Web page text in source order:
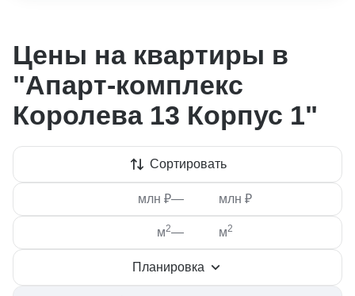
Цены на квартиры в
"Апарт-комплекс
Королева 13 Корпус 1"
Сортировать
млн ₽— млн ₽
м2— м2
Планировка